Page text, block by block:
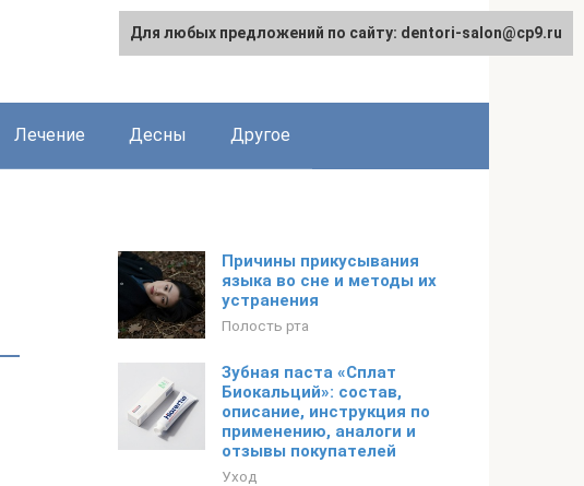
Лечение Десны Другое
Причины прикусывания
языка во сне и методы их
устранения
Полость рта
Зубная паста «Сплат
Биокальций»: состав,
описание, инструкция по
применению, аналоги и
отзывы покупателей
Уход
Для любых предложений по сайту: dentori-salon@cp9.ru